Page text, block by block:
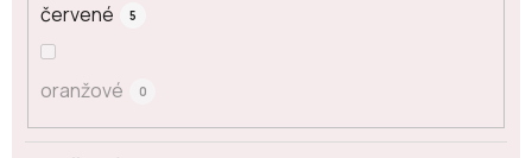
červené 5
oranžové 0